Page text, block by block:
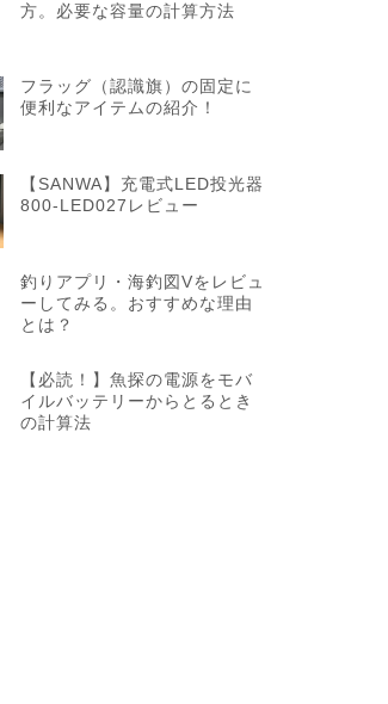
方。必要な容量の計算方法
フラッグ（認識旗）の固定に
便利なアイテムの紹介！
【SANWA】充電式LED投光器
800-LED027レビュー
釣りアプリ・海釣図Vをレビュ
ーしてみる。おすすめな理由
とは？
【必読！】魚探の電源をモバ
イルバッテリーからとるとき
の計算法